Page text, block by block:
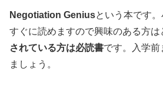
Negotiation Geniusという本です
すぐに読めますので興味のある方は
されている方は必読書です。入学前
ましょう。